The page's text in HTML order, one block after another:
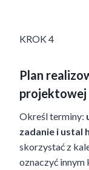
KROK 4
Plan
projektowej
Określ terminy:
zadanie i ustal
skorzystać z
oznaczyć